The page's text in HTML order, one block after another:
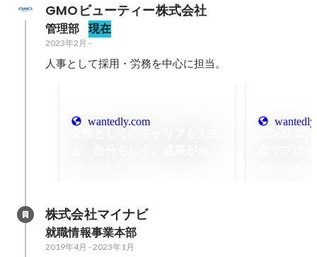
GMOビューティー株式会社
管理部 現在
2023年2月 -
人事として採用・労務を中心に担当。
wantedly.com
株式会社マイナビ
就職情報事業本部
2019年4月 - 2023年1月